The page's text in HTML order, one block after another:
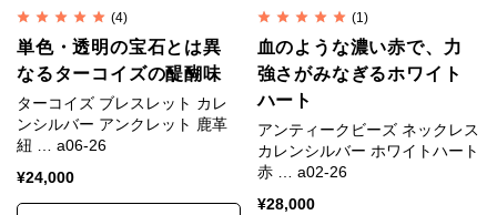
(4)
単色・透明の宝石とは異
なるターコイズの醍醐味
ターコイズ ブレスレット カレ
ンシルバー アンクレット 鹿革
紐 … a06-26
¥24,000
(1)
血のような濃い赤で、力
強さがみなぎるホワイト
ハート
アンティークビーズ ネックレス
カレンシルバー ホワイトハート
赤 … a02-26
¥28,000